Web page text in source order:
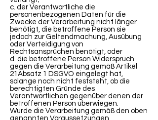
c. der Verantwortliche die
personenbezogenen Daten für die
Zwecke der Verarbeitung nicht länger
benötigt, die betroffene Person sie
jedoch zur Geltendmachung, Ausübung
oder Verteidigung von
Rechtsansprüchen benötigt, oder
d. die betroffene Person Widerspruch
gegen die Verarbeitung gemäß Artikel
21Absatz 1 DSGVO eingelegt hat,
solange noch nicht feststeht, ob die
berechtigten Gründe des
Verantwortlichen gegenüber denen der
betroffenen Person überwiegen.
Wurde die Verarbeitung gemäß den oben
genannten Voraussetzungen